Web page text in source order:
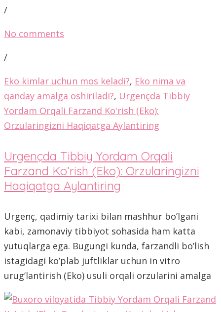
/
No comments
/
Eko kimlar uchun mos keladi?, Eko nima va
qanday amalga oshiriladi?, Urgençda Tibbiy
Yordam Orqali Farzand Ko'rish (Eko):
Orzularingizni Haqiqatga Aylantiring
Urgençda Tibbiy Yordam Orqali
Farzand Ko’rish (Eko): Orzularingizni
Haqiqatga Aylantiring
Urgenç, qadimiy tarixi bilan mashhur bo’lgani
kabi, zamonaviy tibbiyot sohasida ham katta
yutuqlarga ega. Bugungi kunda, farzandli bo’lish
istagidagi ko’plab juftliklar uchun in vitro
urug’lantirish (Eko) usuli orqali orzularini amalga